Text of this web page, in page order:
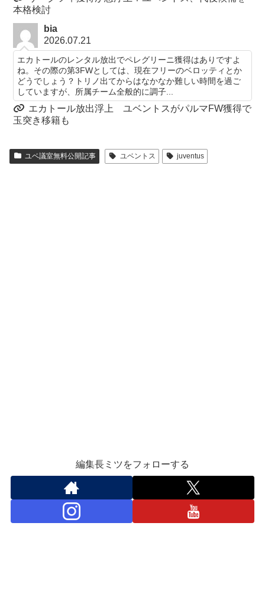
本格検討
bia
2026.07.21
エカトールのレンタル放出でペレグリーニ獲得はありですよ
ね。その際の第3FWとしては、現在フリーのベロッティとか
どうでしょう？トリノ出てからはなかなか難しい時間を過ご
していますが、所属チーム全般的に調子...
エカトール放出浮上 ユベントスがパルマFW獲得で
玉突き移籍も
ユベ議室無料公開記事 ユベントス juventus
編集長ミツをフォローする